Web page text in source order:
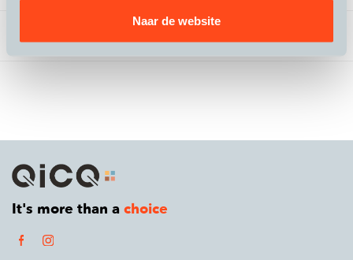
Naar de website
It's more than a choice